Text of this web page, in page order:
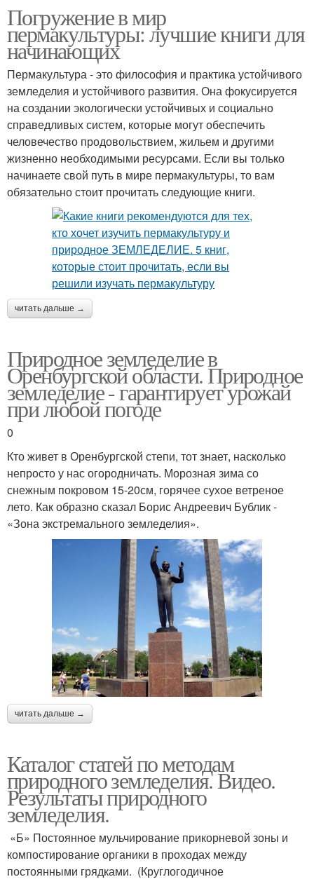
Погружение в мир
пермакультуры: лучшие книги для
начинающих
Пермакультура - это философия и практика устойчивого
земледелия и устойчивого развития. Она фокусируется
на создании экологически устойчивых и социально
справедливых систем, которые могут обеспечить
человечество продовольствием, жильем и другими
жизненно необходимыми ресурсами. Если вы только
начинаете свой путь в мире пермакультуры, то вам
обязательно стоит прочитать следующие книги.
читать дальше →
Природное земледелие в
Оренбургской области. Природное
земледелие - гарантирует урожай
при любой погоде
0
Кто живет в Оренбургской степи, тот знает, насколько
непросто у нас огородничать. Морозная зима со
снежным покровом 15-20см, горячее сухое ветреное
лето. Как образно сказал Борис Андреевич Бублик -
«Зона экстремального земледелия».
читать дальше →
Каталог статей по методам
природного земледелия. Видео.
Результаты природного
земледелия.
«Б» Постоянное мульчирование прикорневой зоны и
компостирование органики в проходах между
постоянными грядками. (Круглогодичное